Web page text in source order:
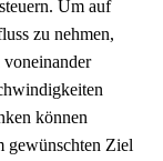
Um auf
zu nehmen,
können
gewünschten Ziel